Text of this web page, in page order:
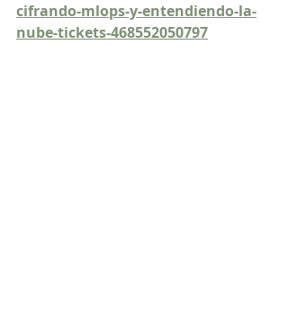
cifrando-mlops-y-entendiendo-la-
nube-tickets-468552050797